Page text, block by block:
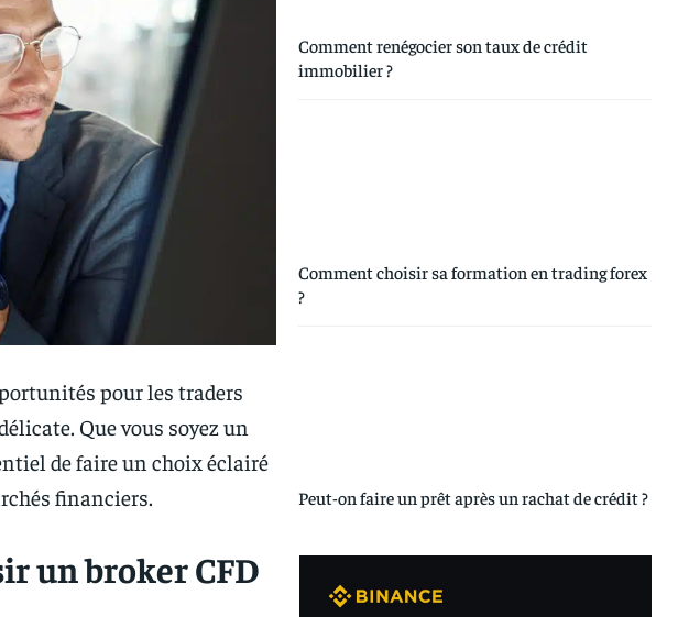
pour les traders
Que vous soyez un
de faire un choix éclairé
financiers.
un broker CFD
Comment renégocier son taux de crédit
immobilier ?
Comment choisir sa formation en trading forex
?
Peut-on faire un prêt après un rachat de crédit ?